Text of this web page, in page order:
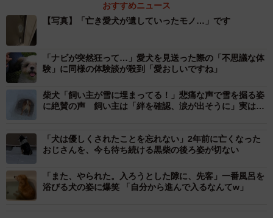
い思いをさせられそうです。それでも一緒に過ごせた日々
は私の人生の宝です。ずっと大好きです」と、Xに投稿して
いたストライプ1号さん。クッキーちゃんが残した愛おしい
「痕跡」について、お話を聞いた。
おすすめニュース
【写真】「亡き愛犬が遺していったモノ…」です
「ナビが突然狂って…」愛犬を見送った際の「不思議な体
験」に同様の体験談が殺到「愛おしいですね」
柴犬「飼い主が雪に埋まってる！」悲痛な声で雪を掘る姿
に絶賛の声 飼い主は「絆を確認、涙が出そうに」実は疾
「犬は優しくされたことを忘れない」2年前に亡くなった
おじさんを、今も待ち続ける黒柴の後ろ姿が切ない
「また、やられた。入ろうとした隙に、先客」一番風呂を
浴びる犬の姿に爆笑 「自分から進んで入るなんてw」